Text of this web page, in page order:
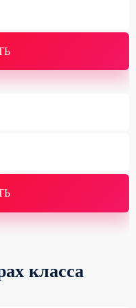
класса